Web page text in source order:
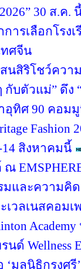
30 ส.ค.
ารเลือกโรง
ศจีน
ริโชว์ความ
กับตัวแม่” ดึ
ทิศ 90 คอม
14 สิงหาคมนี้
และความคิด
เวลเนสคอม
ด์ Wellness
มูลนิธิกรุงศรี